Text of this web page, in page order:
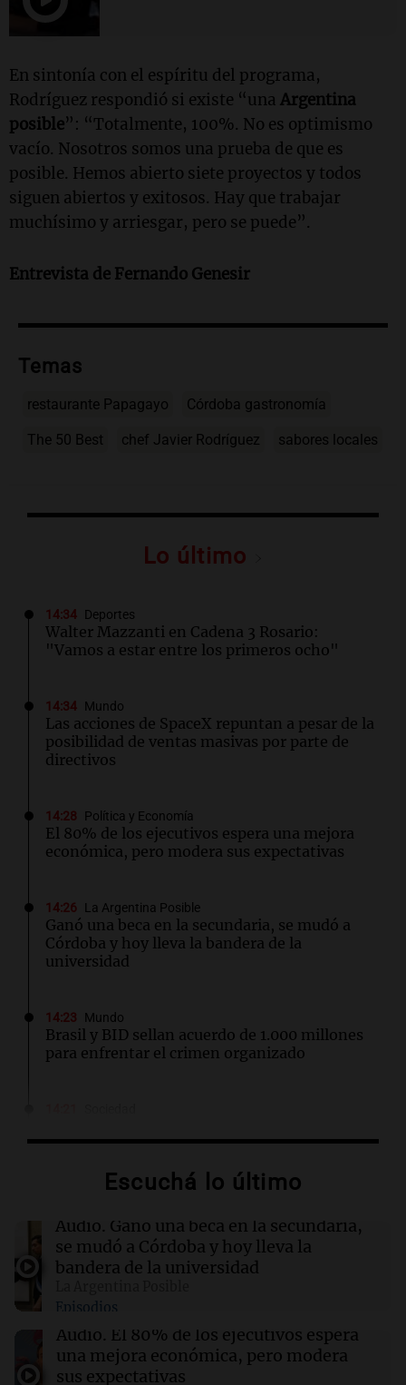
En sintonía con el espíritu del programa,
Rodríguez respondió si existe “una Argentina
posible”: “Totalmente, 100%. No es optimismo
vacío. Nosotros somos una prueba de que es
posible. Hemos abierto siete proyectos y todos
siguen abiertos y exitosos. Hay que trabajar
muchísimo y arriesgar, pero se puede”.
Entrevista de Fernando Genesir
Temas
restaurante Papagayo Córdoba gastronomía
The 50 Best chef Javier Rodríguez sabores locales
Lo último
14:34 Deportes
Walter Mazzanti en Cadena 3 Rosario:
"Vamos a estar entre los primeros ocho"
14:34 Mundo
Las acciones de SpaceX repuntan a pesar de la
posibilidad de ventas masivas por parte de
directivos
14:28 Política y Economía
El 80% de los ejecutivos espera una mejora
económica, pero modera sus expectativas
14:26 La Argentina Posible
Ganó una beca en la secundaria, se mudó a
Córdoba y hoy lleva la bandera de la
universidad
14:23 Mundo
Brasil y BID sellan acuerdo de 1.000 millones
para enfrentar el crimen organizado
pero sigue con perímetros muy inestables
Conmoción en el fútbol: asesinaron a golpes
en un robo a un jugador de la selección de
Uganda
14:19 Mundo
Trump y RWE U.S. Offshore firman acuerdo de
$1.200 millones para arrendamientos eólicos
marinos
Escuchá lo último
Audio. Ganó una beca en la secundaria,
se mudó a Córdoba y hoy lleva la
bandera de la universidad
Episodios
Audio. El 80% de los ejecutivos espera
una mejora económica, pero modera
sus expectativas